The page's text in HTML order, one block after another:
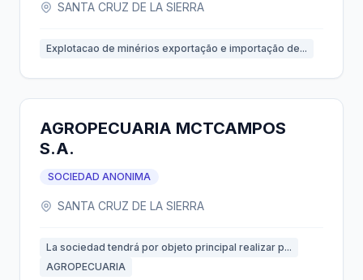
SANTA CRUZ DE LA SIERRA
Explotacao de minérios exportação e importação de...
AGROPECUARIA MCTCAMPOS
S.A.
SOCIEDAD ANONIMA
SANTA CRUZ DE LA SIERRA
La sociedad tendrá por objeto principal realizar p...
AGROPECUARIA